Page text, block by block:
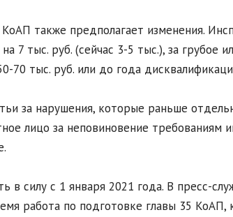
также предполагает изменения.
7 тыс. руб. (сейчас 3-5 тыс.), за грубое
70 тыс. руб. или до года
за нарушения, которые раньше
лицо за неповиновение требованиям
силу с 1 января 2021 года. В пресс-
работа по подготовке главы 35